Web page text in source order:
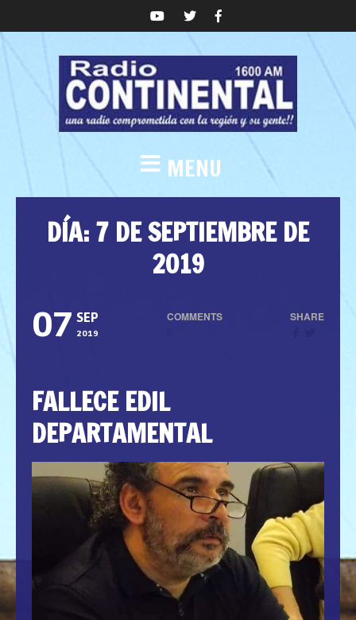
MENU
DÍA:7 DE SEPTIEMBRE DE
2019
07 SEP
2019
COMMENTS SHARE
FALLECE EDIL
DEPARTAMENTAL